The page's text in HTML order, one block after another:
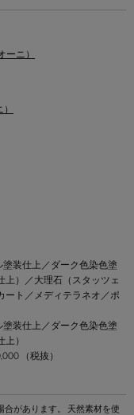
ーニ）
装仕上／ダーク色染色塗
上）／大理石（スタッツェ
ート／メディテラネオ／ポ
装仕上／ダーク色染色塗
）
（税抜）
があります。 天然素材を使